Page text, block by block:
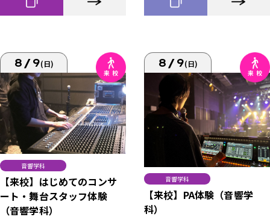
8/9(日)
音響学科
【来校】はじめてのコンサ
ート・舞台スタッフ体験
（音響学科）
8/9(日)
音響学科
【来校】PA体験（音響学
科）